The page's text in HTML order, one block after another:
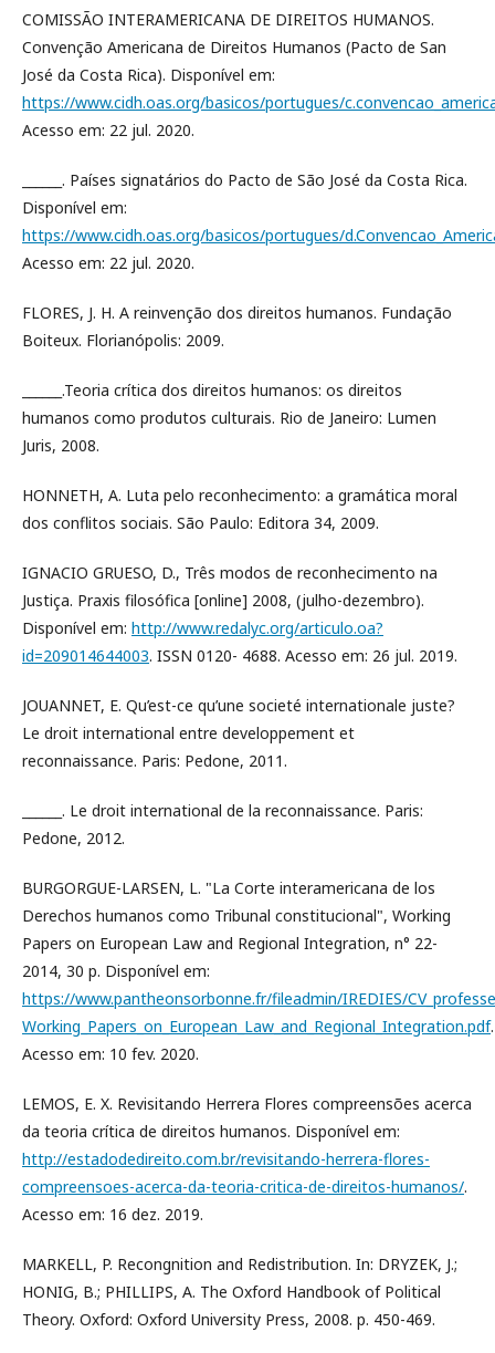
COMISSÃO INTERAMERICANA DE DIREITOS HUMANOS.
Convenção Americana de Direitos Humanos (Pacto de San
José da Costa Rica). Disponível em:
https://www.cidh.oas.org/basicos/portugues/
Acesso em: 22 jul. 2020.
______. Países signatários do Pacto de São José da Costa Rica.
Disponível em:
https://www.cidh.oas.org/basicos/portugues/
Acesso em: 22 jul. 2020.
FLORES, J. H. A reinvenção dos direitos humanos. Fundação
Boiteux. Florianópolis: 2009.
______.Teoria crítica dos direitos humanos: os direitos
humanos como produtos culturais. Rio de Janeiro: Lumen
Juris, 2008.
HONNETH, A. Luta pelo reconhecimento: a gramática moral
dos conflitos sociais. São Paulo: Editora 34, 2009.
IGNACIO GRUESO, D., Três modos de reconhecimento na
Justiça. Praxis filosófica [online] 2008, (julho-dezembro).
Disponível em: http://www.redalyc.org/articulo.oa?
id=209014644003. ISSN 0120- 4688. Acesso em: 26 jul. 2019.
JOUANNET, E. Qu’est-ce qu’une societé internationale juste?
Le droit international entre developpement et
reconnaissance. Paris: Pedone, 2011.
______. Le droit international de la reconnaissance. Paris:
Pedone, 2012.
BURGORGUE-LARSEN, L. "La Corte interamericana de los
Derechos humanos como Tribunal constitucional", Working
Papers on European Law and Regional Integration, n° 22-
2014, 30 p. Disponível em:
https://www.pantheonsorbonne.fr/fileadmin/IREDIES/
Working_Papers_on_European_Law_and_Regional_Integration.pdf.
Acesso em: 10 fev. 2020.
LEMOS, E. X. Revisitando Herrera Flores compreensões acerca
da teoria crítica de direitos humanos. Disponível em:
http://estadodedireito.com.br/revisitando-herrera-flores-
compreensoes-acerca-da-teoria-critica-de-direitos-humanos/.
Acesso em: 16 dez. 2019.
MARKELL, P. Recongnition and Redistribution. In: DRYZEK, J.;
HONIG, B.; PHILLIPS, A. The Oxford Handbook of Political
Theory. Oxford: Oxford University Press, 2008. p. 450-469.